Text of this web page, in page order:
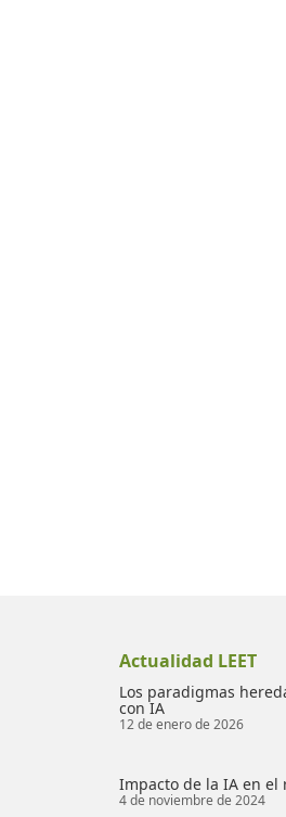
Actualidad LEET
Los paradigmas
con IA
12 de enero de 2026
Impacto de la IA en el
4 de noviembre de 2024